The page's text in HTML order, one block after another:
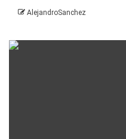
AlejandroSanchez